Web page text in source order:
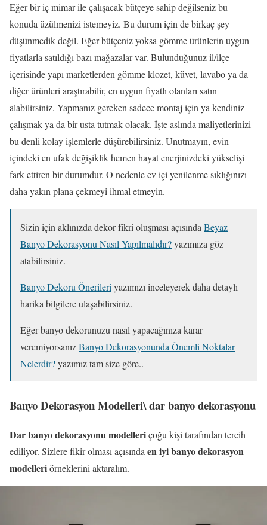
Eğer bir iç mimar ile çalışacak bütçeye sahip değilseniz bu
konuda üzülmenizi istemeyiz. Bu durum için de birkaç şey
düşünmedik değil. Eğer bütçeniz yoksa gömme ürünlerin uygun
fiyatlarla satıldığı bazı mağazalar var. Bulunduğunuz il/ilçe
içerisinde yapı marketlerden gömme klozet, küvet, lavabo ya da
diğer ürünleri araştırabilir, en uygun fiyatlı olanları satın
alabilirsiniz. Yapmanız gereken sadece montaj için ya kendiniz
çalışmak ya da bir usta tutmak olacak. İşte aslında maliyetlerinizi
bu denli kolay işlemlerle düşürebilirsiniz. Unutmayın, evin
içindeki en ufak değişiklik hemen hayat enerjinizdeki yükselişi
fark ettiren bir durumdur. O nedenle ev içi yenilenme sıklığınızı
daha yakın plana çekmeyi ihmal etmeyin.
Sizin için aklınızda dekor fikri oluşması açısında Beyaz
Banyo Dekorasyonu Nasıl Yapılmalıdır?yazımıza göz
atabilirsiniz.
Banyo Dekoru Önerileri yazımızı inceleyerek daha detaylı
harika bilgilere ulaşabilirsiniz.
Eğer banyo dekorunuzu nasıl yapacağınıza karar
veremiyorsanızBanyo Dekorasyonunda Önemli Noktalar
Nelerdir?yazımız tam size göre..
Banyo Dekorasyon Modelleri\dar banyo dekorasyonu
Dar banyo dekorasyonu modelleriçoğu kişi tarafından tercih
ediliyor. Sizlere fikir olması açısında en iyi banyo dekorasyon
modelleriörneklerini aktaralım.